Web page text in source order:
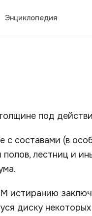
Энциклопедия
под
с составами (в
лестниц и
истиранию
диску некоторых